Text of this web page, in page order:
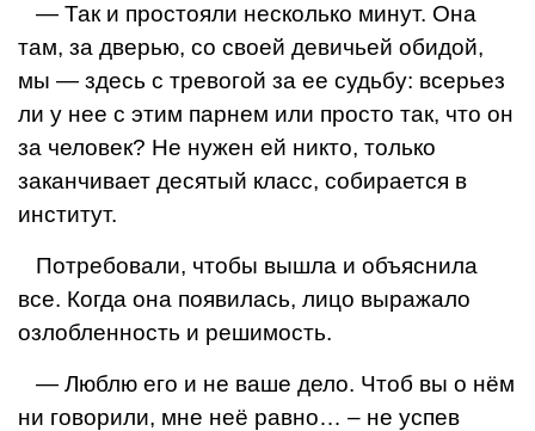
— Так и простояли не­сколько минут. Она
там, за дверью, со своей девичьей обидой,
мы — здесь с трево­гой за ее судьбу: всерьез
ли у нее с этим парнем или просто так, что он
за чело­век? Не нужен ей никто, только
заканчивает десятый класс, собирается в
инсти­тут.
Потребовали, чтобы вы­шла и объяснила
все. Когда она появилась, лицо выра­жало
озлобленность и реши­мость.
— Люблю его и не ваше дело. Чтоб вы о нём
ни го­ворили, мне неё равно… – не успев